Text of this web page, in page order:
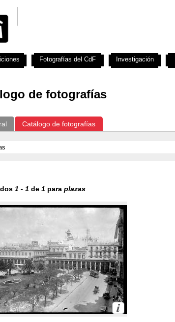
de fotografías
Catálogo de fotografías
1 - 1 de 1 para plazas
Fotografías del CdF Investigación